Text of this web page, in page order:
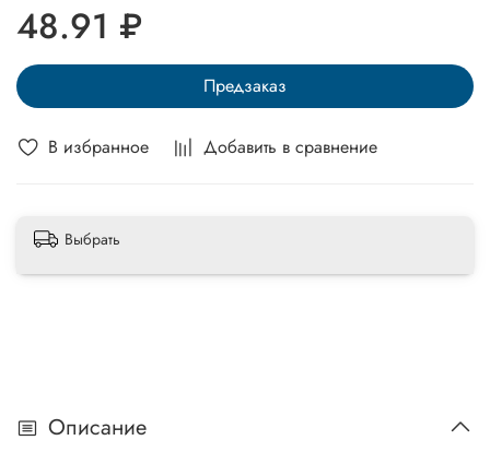
В избранное Добавить в сравнение
48.91 ₽
Предзаказ
Выбрать
Описание